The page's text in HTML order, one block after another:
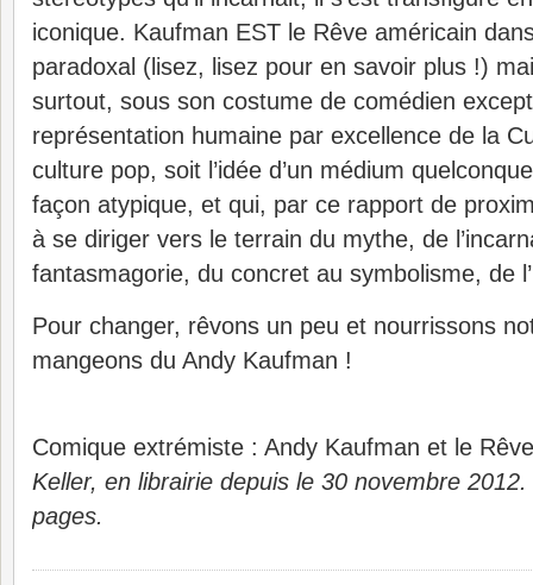
iconique. Kaufman EST le Rêve américain
paradoxal (lisez, lisez pour en savoir plus !)
surtout, sous son costume de comédien
représentation humaine par excellence de la
culture pop, soit l’idée d’un médium
façon atypique, et qui, par ce rapport de
à se diriger vers le terrain du mythe, de
fantasmagorie, du concret au symbolisme, de
Pour changer, rêvons un peu et nourrissons
mangeons du Andy Kaufman !
Comique extrémiste : Andy Kaufman et le
Keller, en librairie depuis le 30 novembre
pages.